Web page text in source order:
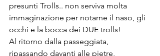
presunti Trolls.. non serviva molta
immaginazione per notarne il naso, gli
occhi e la bocca dei DUE trolls!
Al ritorno dalla passeggiata,
ripassando davanti alle pietre,